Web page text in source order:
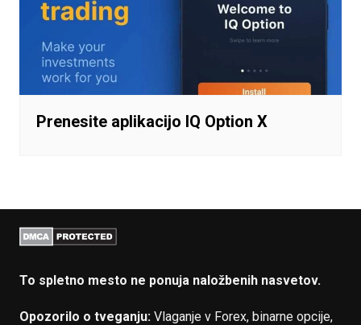
Prenesite aplikacijo IQ Option X
To spletno mesto ne ponuja naložbenih nasvetov.
Opozorilo o tveganju:Vlaganje v Forex, binarne opcije,